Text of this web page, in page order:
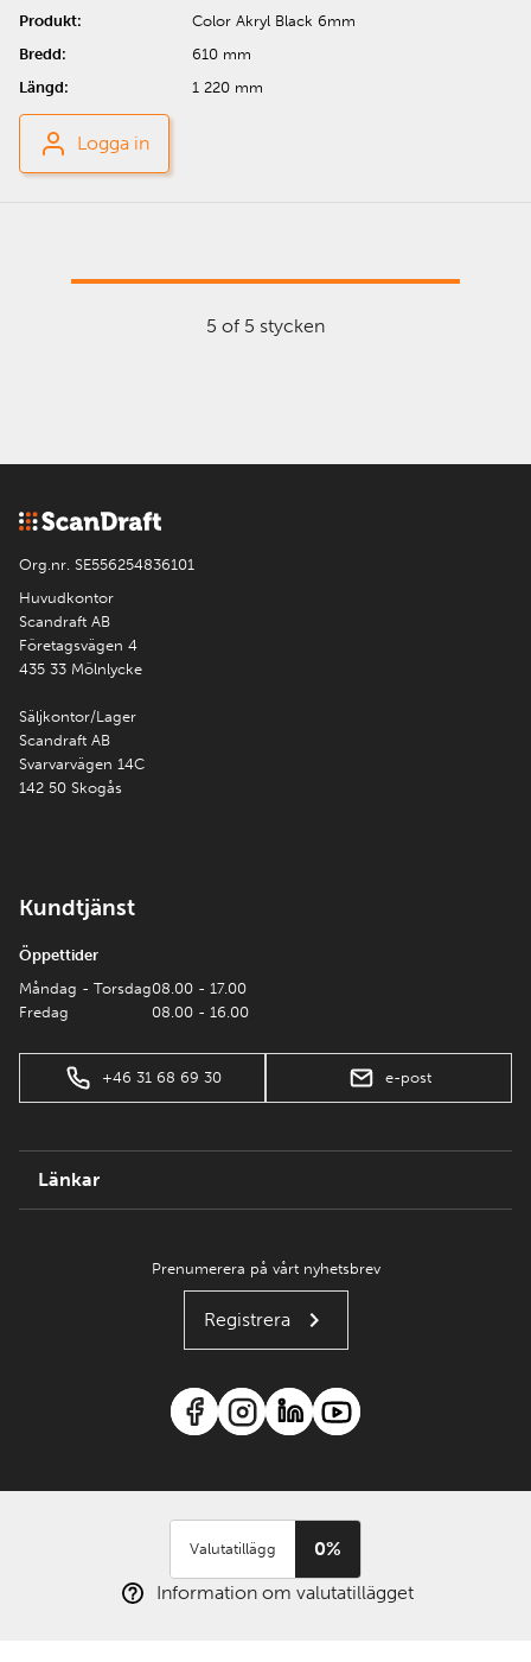
Color Akryl Black 6mm
610 mm
1 220 mm
Logga in
5 of 5 stycken
Org.nr. SE556254836101
Huvudkontor
Scandraft AB
Företagsvägen 4
435 33 Mölnlycke
Säljkontor/Lager
Scandraft AB
Svarvarvägen 14C
142 50 Skogås
Kundtjänst
Öppettider
Måndag - Torsdag
Fredag
08.00 - 17.00
08.00 - 16.00
+46 31 68 69 30 e-post
Länkar
Prenumerera på vårt nyhetsbrev
Registrera
Valutatillägg
0%
Information om valutatillägget